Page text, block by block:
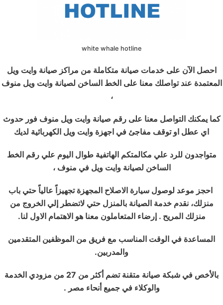
white whale hotline
احصل الآن على خدمات صيانة متكاملة من مراكز صيانة وايت ويل
المعتمدة عند تواصلك معنا على الخط الساخن لصيانة وايت ويل منوف
،
كما يمكنك التواصل معنا على رقم صيانة وايت ويل منوف فور حدوث
اي عطل او توقف مفاجئ في اجهزة وايت ويل الكهربائية لديك
متواجدون للرد علي مكالمتكم الهاتفية طوال اليوم علي رقم الخط
الساخن لصيانة وايت ويل في منوف ،
احجز موعد لوصول سيارة الاصلاح المجهزة تجهيزاً عالياً حتي باب
منزلك، نقدم خدمة الصيانة بالمنزل حتي لاتضطر إلي الخروج من
منزلك المريح . إرضاء المتعاملون معنا هو الاهتمام الاول لنا.
المساعدة في الوقت المناسب مع فريق من الموظفين المتقدمين
والمدربين.
بالأخص في شبكة صيانة متقنة تضم أكثر من 27 من مزودي الخدمة
والوكلاء في جميع أنحاء مصر .